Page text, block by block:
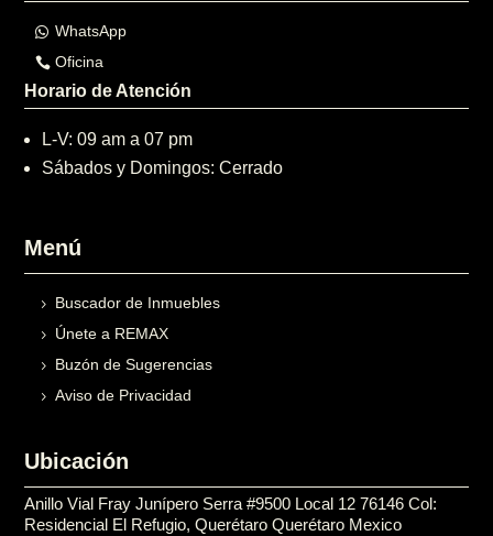
WhatsApp
Oficina
Horario de Atención
L-V: 09 am a 07 pm
Sábados y Domingos: Cerrado
Menú
Buscador de Inmuebles
Únete a REMAX
Buzón de Sugerencias
Aviso de Privacidad
Ubicación
Anillo Vial Fray Junípero Serra #9500 Local 12 76146 Col:
Residencial El Refugio, Querétaro Querétaro Mexico